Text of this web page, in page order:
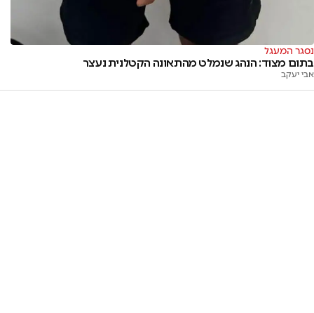
נסגר המעגל
בתום מצוד: הנהג שנמלט מהתאונה הקטלנית נעצר
אבי יעקב